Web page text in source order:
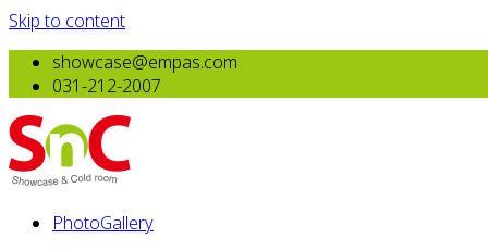
Skip to content
showcase@empas.com
031-212-2007
PhotoGallery